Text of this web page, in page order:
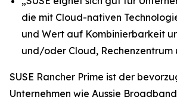
die mit Cloud-nativen
und Wert auf Kombinierbarkeit
und/oder Cloud, Rechenzentrum
SUSE Rancher Prime ist der
Unternehmen wie Aussie